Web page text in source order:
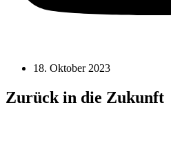
18. Oktober 2023
Zurück in die Zukunft